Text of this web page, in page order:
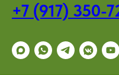
+7 (917) 350-